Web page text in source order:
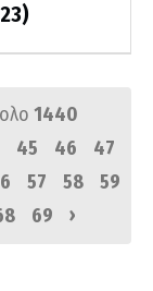
1440
45 46
47
57 58
59
69 ›